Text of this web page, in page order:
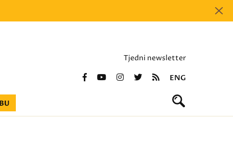
Tjedni newsletter
ENG